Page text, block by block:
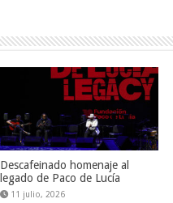
Descafeinado homenaje al
legado de Paco de Lucía
11 julio, 2026